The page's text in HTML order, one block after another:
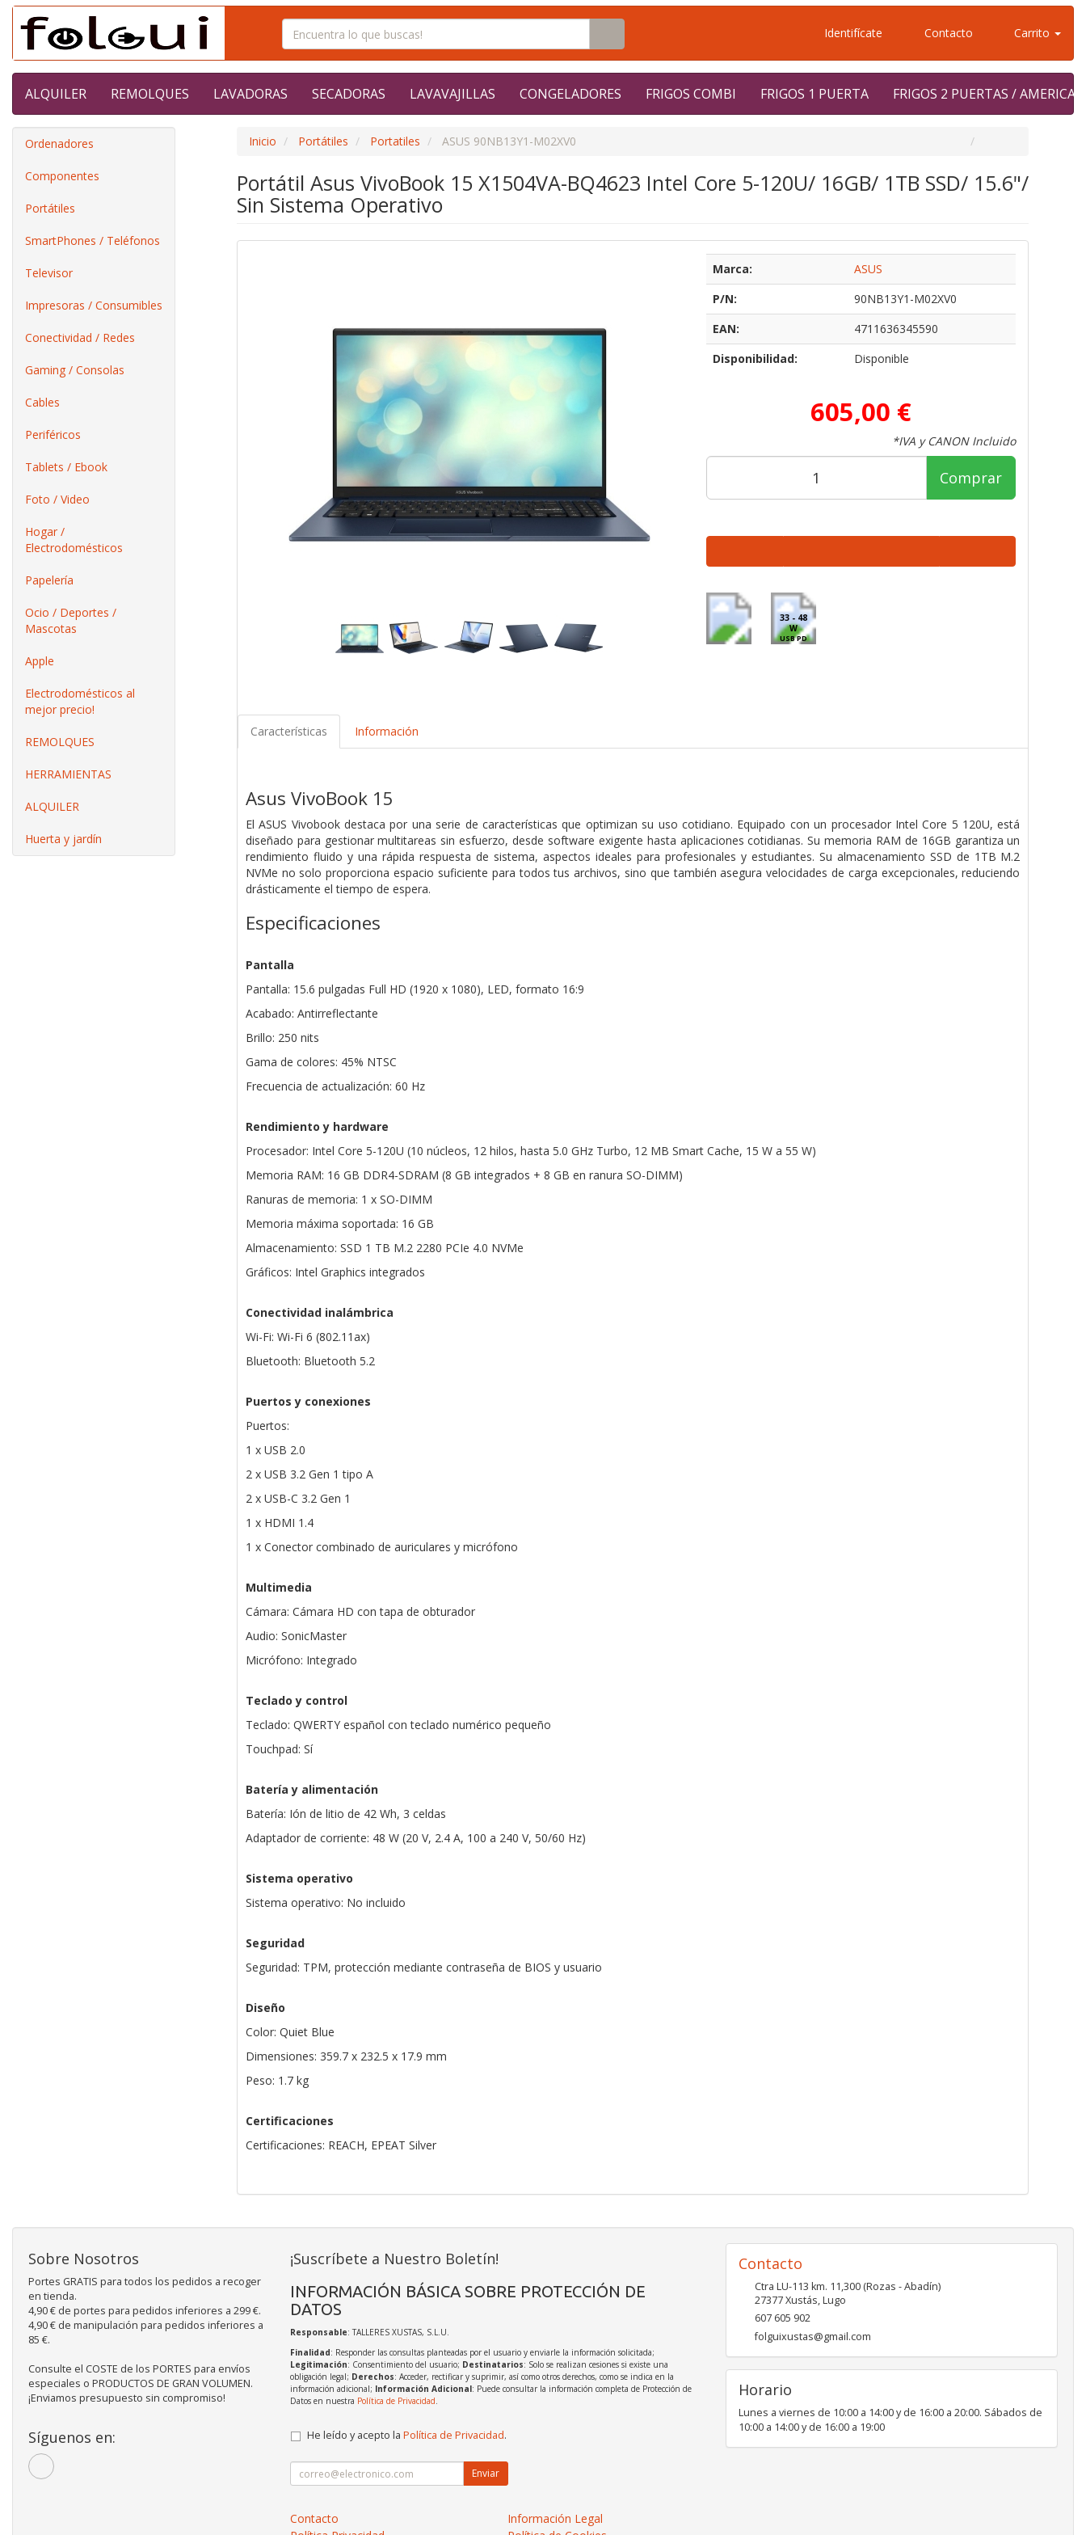
Identifícate Contacto Carrito
ALQUILER REMOLQUES LAVADORAS SECADORAS LAVAVAJILLAS CONGELADORES FRIGOS COMBI FRIGOS 1 PUERTA FRIGOS 2 PUERTAS /
Ordenadores
Componentes
Portátiles
SmartPhones / Teléfonos
Televisor
Impresoras / Consumibles
Conectividad / Redes
Gaming / Consolas
Cables
Periféricos
Tablets / Ebook
Foto / Video
Hogar /
Electrodomésticos
Papelería
Ocio / Deportes /
Mascotas
Apple
Electrodomésticos al
mejor precio!
REMOLQUES
HERRAMIENTAS
ALQUILER
Huerta y jardín
Inicio Portátiles Portatiles ASUS 90NB13Y1-M02XV0
Portátil Asus VivoBook 15 X1504VA-BQ4623 Intel Core 5-120U/ 16GB/ 1TB SSD/ 15.6"/
Sin Sistema Operativo
Marca:
ASUS
P/N:
90NB13Y1-M02XV0
EAN:
4711636345590
Disponibilidad:
Disponible
605,00 €
*IVA y CANON Incluido
Comprar
33 - 48
W
USB PD
Características Información
Asus VivoBook 15
El ASUS Vivobook destaca por una serie de características que optimizan su uso cotidiano. Equipado con un procesador Intel Core 5 120U, está
diseñado para gestionar multitareas sin esfuerzo, desde software exigente hasta aplicaciones cotidianas. Su memoria RAM de 16GB garantiza un
rendimiento fluido y una rápida respuesta de sistema, aspectos ideales para profesionales y estudiantes. Su almacenamiento SSD de 1TB M.2
NVMe no solo proporciona espacio suficiente para todos tus archivos, sino que también asegura velocidades de carga excepcionales, reduciendo
drásticamente el tiempo de espera.
Especificaciones
Pantalla
Pantalla: 15.6 pulgadas Full HD (1920 x 1080), LED, formato 16:9
Acabado: Antirreflectante
Brillo: 250 nits
Gama de colores: 45% NTSC
Frecuencia de actualización: 60 Hz
Rendimiento y hardware
Procesador: Intel Core 5-120U (10 núcleos, 12 hilos, hasta 5.0 GHz Turbo, 12 MB Smart Cache, 15 W a 55 W)
Memoria RAM: 16 GB DDR4-SDRAM (8 GB integrados + 8 GB en ranura SO-DIMM)
Ranuras de memoria: 1 x SO-DIMM
Memoria máxima soportada: 16 GB
Almacenamiento: SSD 1 TB M.2 2280 PCIe 4.0 NVMe
Gráficos: Intel Graphics integrados
Conectividad inalámbrica
Wi-Fi: Wi-Fi 6 (802.11ax)
Bluetooth: Bluetooth 5.2
Puertos y conexiones
Puertos:
1 x USB 2.0
2 x USB 3.2 Gen 1 tipo A
2 x USB-C 3.2 Gen 1
1 x HDMI 1.4
1 x Conector combinado de auriculares y micrófono
Multimedia
Cámara: Cámara HD con tapa de obturador
Audio: SonicMaster
Micrófono: Integrado
Teclado y control
Teclado: QWERTY español con teclado numérico pequeño
Touchpad: Sí
Batería y alimentación
Batería: Ión de litio de 42 Wh, 3 celdas
Adaptador de corriente: 48 W (20 V, 2.4 A, 100 a 240 V, 50/60 Hz)
Sistema operativo
Sistema operativo: No incluido
Seguridad
Seguridad: TPM, protección mediante contraseña de BIOS y usuario
Diseño
Color: Quiet Blue
Dimensiones: 359.7 x 232.5 x 17.9 mm
Peso: 1.7 kg
Certificaciones
Certificaciones: REACH, EPEAT Silver
Sobre Nosotros
Portes GRATIS para todos los pedidos a recoger
en tienda.
4,90 € de portes para pedidos inferiores a 299 €.
4,90 € de manipulación para pedidos inferiores a
85 €.
Consulte el COSTE de los PORTES para envíos
especiales o PRODUCTOS DE GRAN VOLUMEN.
¡Enviamos presupuesto sin compromiso!
Síguenos en:
¡Suscríbete a Nuestro Boletín!
INFORMACIÓN BÁSICA SOBRE PROTECCIÓN DE
DATOS
Responsable: TALLERES XUSTAS, S.L.U.
Finalidad: Responder las consultas planteadas por el usuario y enviarle la información solicitada;
Legitimación: Consentimiento del usuario; Destinatarios: Solo se realizan cesiones si existe una
obligación legal; Derechos: Acceder, rectificar y suprimir, así como otros derechos, como se indica en la
información adicional; Información Adicional: Puede consultar la información completa de Protección de
Datos en nuestra Política de Privacidad.
He leído y acepto la Política de Privacidad.
Enviar
Contacto
Información Legal
Contacto
Ctra LU-113 km. 11,300 (Rozas - Abadín)
27377Xustás,Lugo
607 605 902
folguixustas@gmail.com
Horario
Lunes a viernes de 10:00 a 14:00 y de 16:00 a 20:00. Sábados de
10:00 a 14:00 y de 16:00 a 19:00